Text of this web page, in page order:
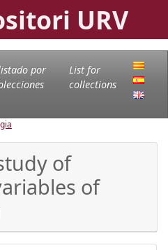
URV
por
List for
collections
of
of